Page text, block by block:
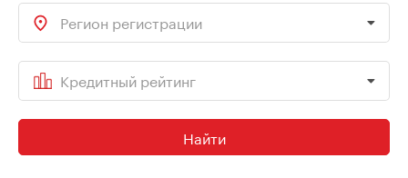
Регион регистрации
Кредитный рейтинг
Найти